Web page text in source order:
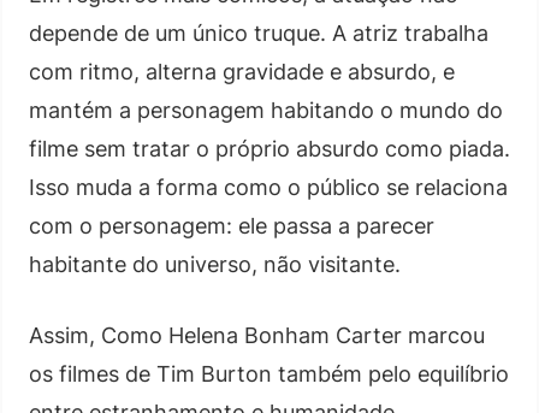
depende de um único truque. A atriz trabalha
com ritmo, alterna gravidade e absurdo, e
mantém a personagem habitando o mundo do
filme sem tratar o próprio absurdo como piada.
Isso muda a forma como o público se relaciona
com o personagem: ele passa a parecer
habitante do universo, não visitante.
Assim, Como Helena Bonham Carter marcou
os filmes de Tim Burton também pelo equilíbrio